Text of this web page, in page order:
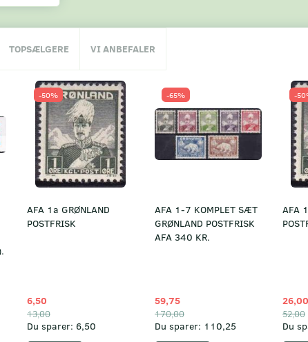
TOPSÆLGERE VI ANBEFALER
-50%
AFA 1a GRØNLAND
POSTFRISK
6,50
13,00
Du sparer: 6,50
-65%
AFA 1-7 KOMPLET SÆT
GRØNLAND POSTFRISK
AFA 340 KR.
59,75
170,00
Du sparer: 110,25
-
AFA
26,00
52,00
Du